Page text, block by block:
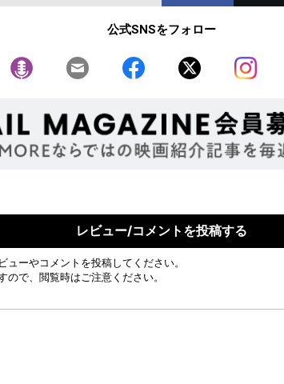
公式SNSをフォロー
レビュー/コメントを投稿する
ーやコメントを投稿してください。
で、閲覧時はご注意ください。